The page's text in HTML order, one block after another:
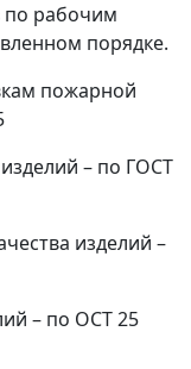
по рабочим
порядке.
пожарной
– по ГОСТ
изделий –
– по ОСТ 25